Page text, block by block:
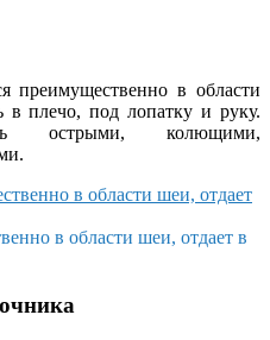
преимущественно в области
плечо, под лопатку и руку.
острыми, колющими,
в области шеи, отдает в